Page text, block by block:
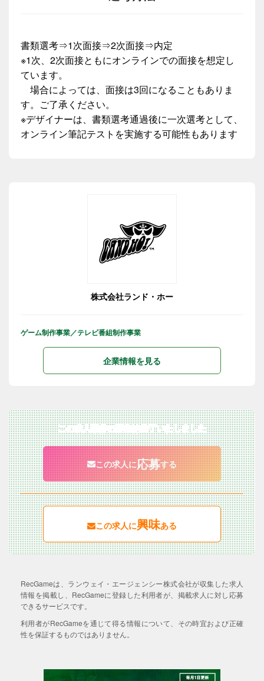
書類選考⇒1次面接⇒2次面接⇒内定
※1次、2次面接ともにオンラインでの面接を想定し
ています。
場合によっては、面接は3回になることもありま
す。ご了承ください。
※デザイナーは、書類選考通過後に一次選考として、
オンライン筆記テストを実施する可能性もあります
株式会社ランド・ホー
ゲーム制作事業／テレビ番組制作事業
企業情報を見る
この求人案件の募集は終了いたしました
この求人に応募する
この求人に興味ある
RecGameは、ランウェイ・エージェンシー株式会社が収集した求人
情報を掲載し、RecGameに登録した利用者が、掲載求人に対し応募
できるサービスです。
利用者がRecGameを通じて得る情報について、その時宜および正確
性を保証するものではありません。